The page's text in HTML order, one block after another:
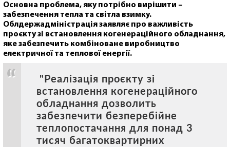
Основна проблема, яку потрібно вирішити –
забезпечення тепла та світла взимку.
Облдержадміністрація заявляє про важливість
проєкту зі встановлення когенераційного обладнання,
яке забезпечить комбіноване виробництво
електричної та теплової енергії.
"Реалізація проєкту зі
встановлення когенераційного
обладнання дозволить
забезпечити безперебійне
теплопостачання для понад 3
тисяч багатоквартирних